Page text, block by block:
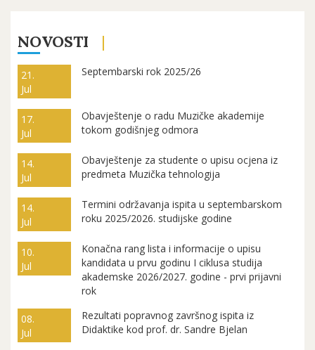
NOVOSTI
21.
Jul
Septembarski rok 2025/26
17.
Jul
Obavještenje o radu Muzičke akademije
tokom godišnjeg odmora
14.
Jul
Obavještenje za studente o upisu ocjena iz
predmeta Muzička tehnologija
14.
Jul
Termini održavanja ispita u septembarskom
roku 2025/2026. studijske godine
10.
Jul
Konačna rang lista i informacije o upisu
kandidata u prvu godinu I ciklusa studija
akademske 2026/2027. godine - prvi prijavni
rok
08.
Jul
Rezultati popravnog završnog ispita iz
Didaktike kod prof. dr. Sandre Bjelan